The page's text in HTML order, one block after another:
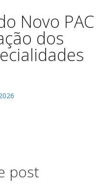
Novo PAC
dos
post